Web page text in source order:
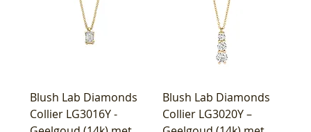
Blush Lab Diamonds
Collier LG3016Y -
Blush Lab Diamonds
Collier LG3020Y –